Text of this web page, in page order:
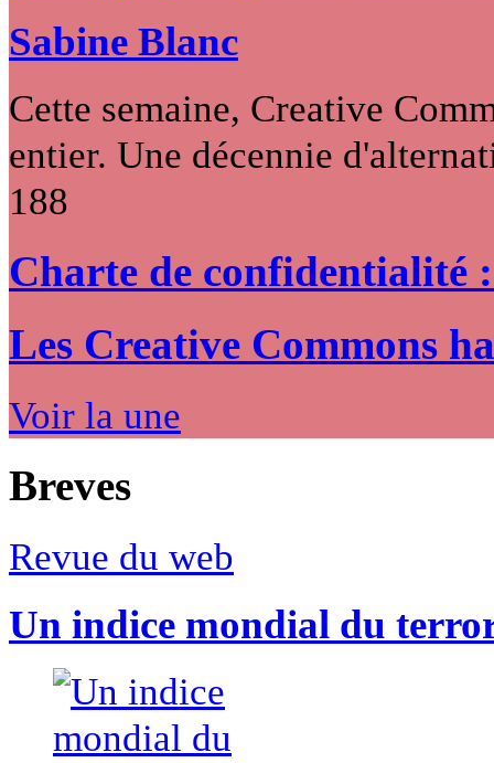
Sabine Blanc
Cette semaine, Creative
entier. Une décennie
188
Charte de confidentialité
Les Creative Commons
Voir la une
Breves
Revue du web
Un indice mondial du